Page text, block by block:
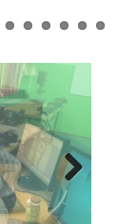
Next